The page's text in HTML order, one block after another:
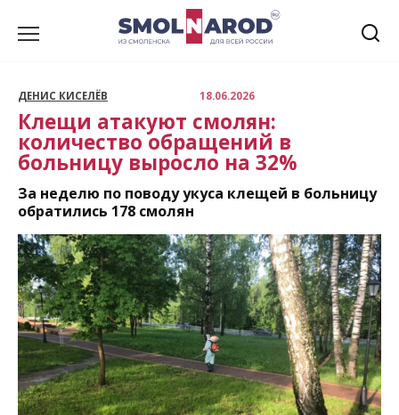
ДЕНИС КИСЕЛЁВ 18.06.2026
Клещи атакуют смолян:
количество обращений в
больницу выросло на 32%
За неделю по поводу укуса клещей в больницу
обратились 178 смолян